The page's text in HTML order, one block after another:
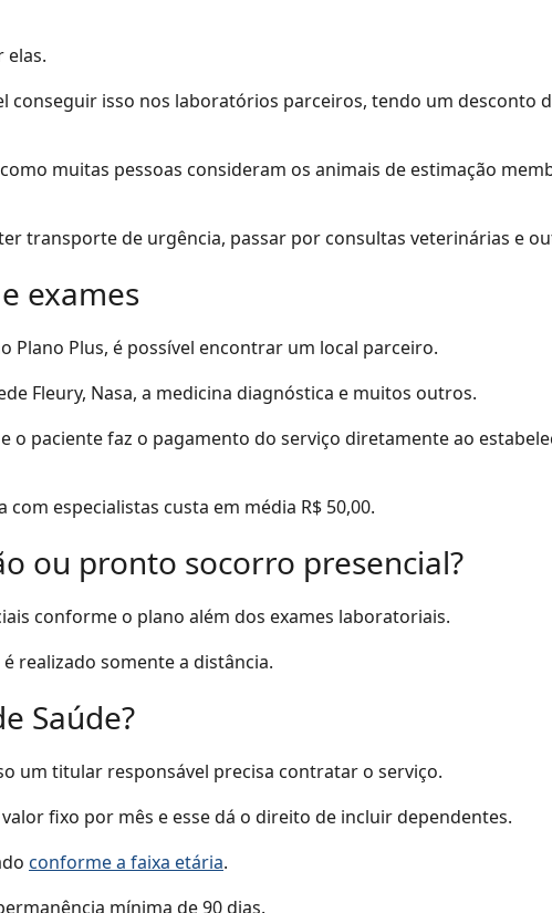
elas.
conseguir isso nos laboratórios parceiros, tendo um desconto
muitas pessoas consideram os animais de estimação
transporte de urgência, passar por consultas veterinárias e
exames
Plano Plus, é possível encontrar um local parceiro.
Fleury, Nasa, a medicina diagnóstica e muitos outros.
o paciente faz o pagamento do serviço diretamente ao
especialistas custa em média R$ 50,00.
ou pronto socorro presencial?
conforme o plano além dos exames laboratoriais.
realizado somente a distância.
Saúde?
um titular responsável precisa contratar o serviço.
fixo por mês e esse dá o direito de incluir dependentes.
conforme a faixa etária.
mínima de 90 dias.